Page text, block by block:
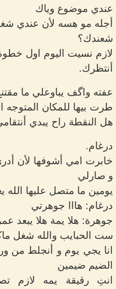
عندي موضوع وياك
أجله مو هسه لأن عندي
شعندك؟
لازم نسيت اليوم اول خطوة
أنتظرك.
عفته واگف يباوعلي ما
طرت بيها للمكان المتوجه
هل النقطة راح يبدي
درغام.
خابرت امي أشوفها لأن
و صارلي
يومين ما متصل عليها الله
درغام: هااا جوهرتي
جوهرة: هلا يمة هلا يبعد
ست الحبايب والله شغل
انا يجي يوم و أنجلط من
الضيم ضيمين
انتِ رقيقة يمه لازم